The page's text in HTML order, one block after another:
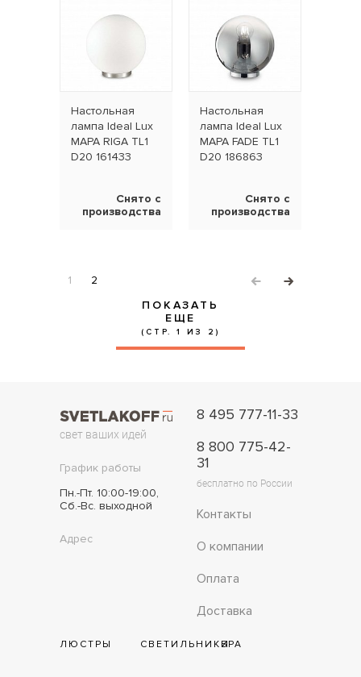
Настольная
лампа Ideal Lux
MAPA RIGA TL1
D20 161433
Снято с
производства
Настольная
лампа Ideal Lux
MAPA FADE TL1
D20 186863
Снято с
производства
1
2
ПОКАЗАТЬ
ЕЩЕ
(СТР. 1 ИЗ 2)
свет ваших идей
График работы
Пн.-Пт. 10:00-19:00,
Сб.-Вс. выходной
Адрес
8 495 777-11-33
8 800 775-42-
31
бесплатно по России
Контакты
О компании
Оплата
Доставка
ЛЮСТРЫ СВЕТИЛЬНИКИБРА